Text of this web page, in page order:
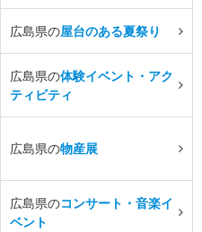
広島県の屋台のある夏祭り
広島県の体験イベント・アク
ティビティ
広島県の物産展
広島県のコンサート・音楽イ
ベント